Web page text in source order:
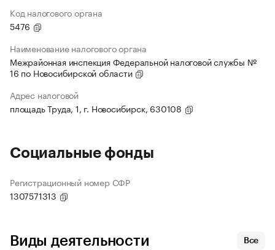
Код налогового органа
5476
Наименование налогового органа
Межрайонная инспекция Федеральной налоговой службы №
16 по Новосибирской области
Адрес налоговой
площадь Труда, 1, г. Новосибирск, 630108
Социальные фонды
Регистрационный номер СФР
1307571313
Виды деятельности Все